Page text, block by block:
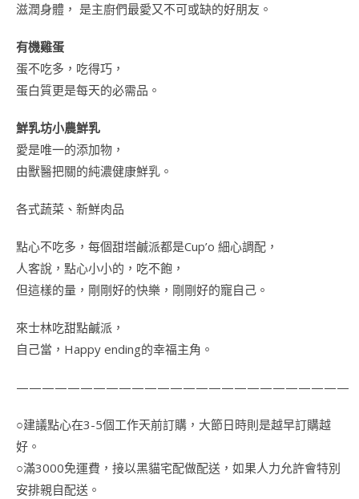
滋潤身體， 是主廚們最愛又不可或缺的好朋友。
有機雞蛋
蛋不吃多，吃得巧，
蛋白質更是每天的必需品。
鮮乳坊小農鮮乳
愛是唯一的添加物，
由獸醫把關的純濃健康鮮乳。
各式蔬菜、新鮮肉品
點心不吃多，每個甜塔鹹派都是Cup’o 細心調配，
人客說，點心小小的，吃不飽，
但這樣的量，剛剛好的快樂，剛剛好的寵自己。
來士林吃甜點鹹派，
自己當，Happy ending的幸福主角。
——————————————————————————
○建議點心在3-5個工作天前訂購，大節日時則是越早訂購越
好。
○滿3000免運費，接以黑貓宅配做配送，如果人力允許會特別
安排親自配送。